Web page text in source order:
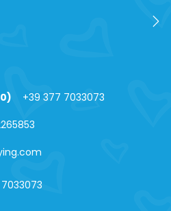
+39 377 7033073